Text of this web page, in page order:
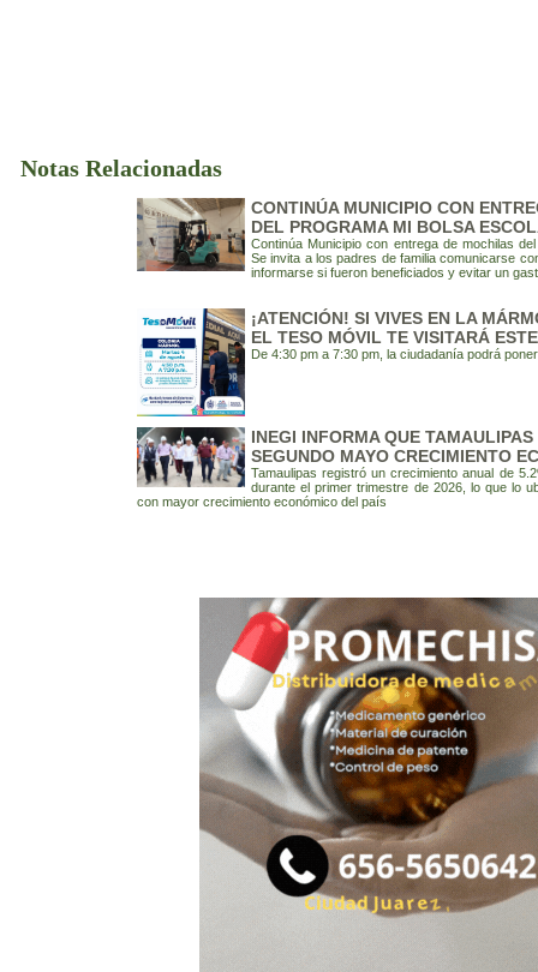
Notas Relacionadas
CONTINÚA MUNICIPIO CON
DEL PROGRAMA MI BOLSA
Continúa Municipio con entrega de mochilas
Se invita a los padres de familia comunicarse
informarse si fueron beneficiados y evitar un
¡ATENCIÓN! SI VIVES EN LA
EL TESO MÓVIL TE VISITARÁ
De 4:30 pm a 7:30 pm, la ciudadanía podrá
INEGI INFORMA QUE
SEGUNDO MAYO CRECIMIENTO
Tamaulipas registró un crecimiento anual de
durante el primer trimestre de 2026, lo que lo
con mayor crecimiento económico del país